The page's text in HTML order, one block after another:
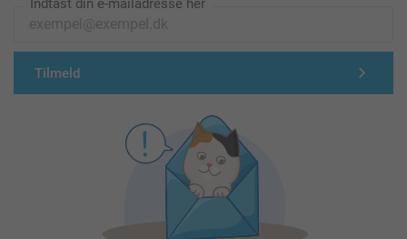
Indtast din e-mailadresse her
Tilmeld